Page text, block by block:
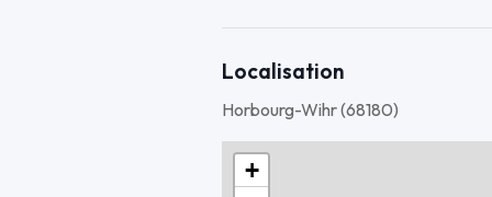
- Capot de selle
- Silencieux d'échappement
- Support échappement RG-Racing
- Support de plaque court R&G
Localisation
Horbourg-Wihr (68180)
+